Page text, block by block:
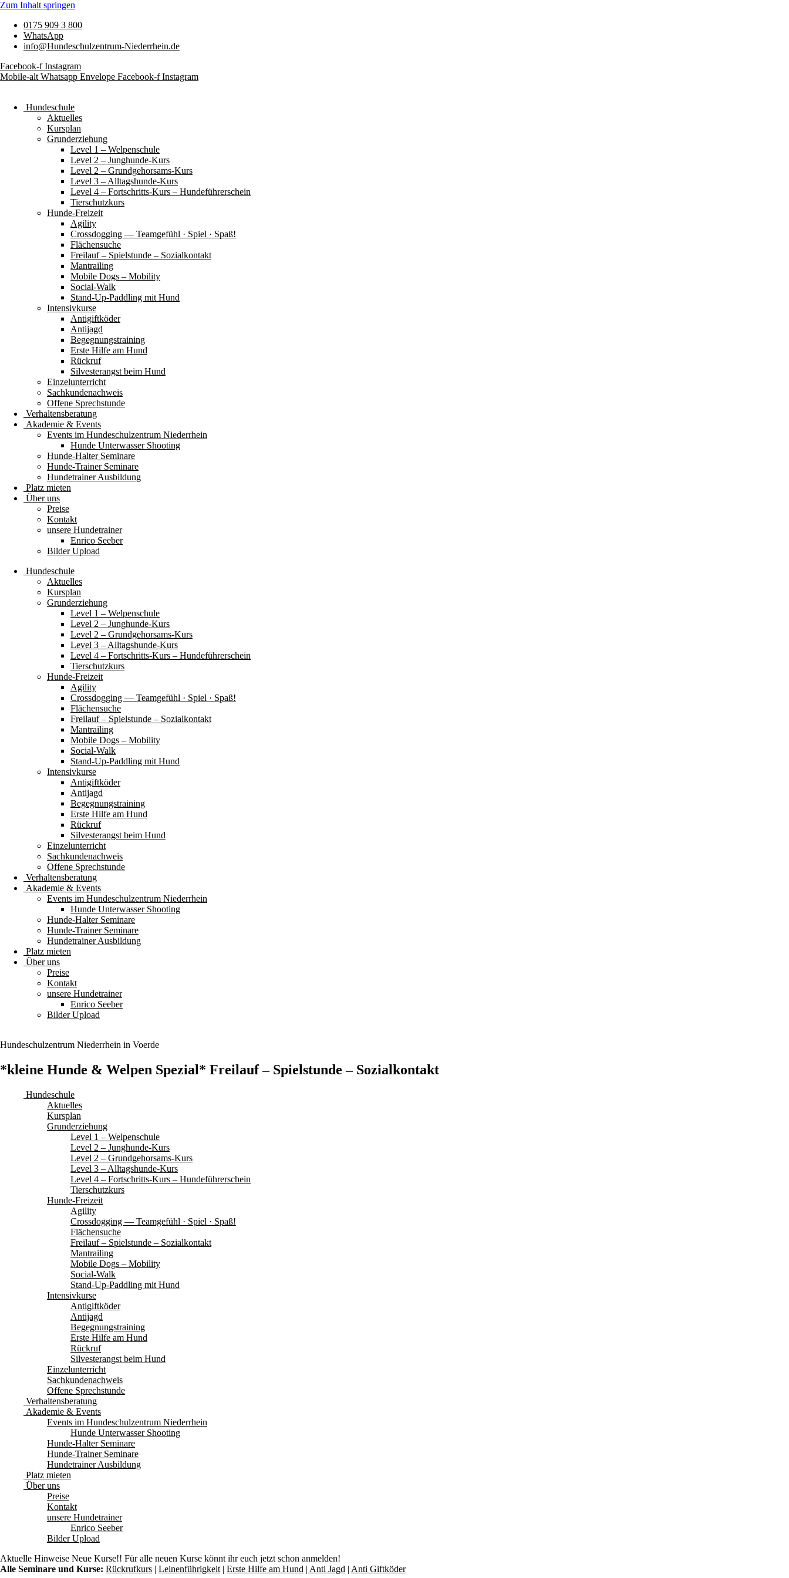
Zum Inhalt springen
0175 909 3 800
WhatsApp
info@Hundeschulzentrum-Niederrhein.de
Facebook-f Instagram
Mobile-alt Whatsapp Envelope Facebook-f Instagram
Hundeschule
Aktuelles
Kursplan
Grunderziehung
Level 1 – Welpenschule
Level 2 – Junghunde-Kurs
Level 2 – Grundgehorsams-Kurs
Level 3 – Alltagshunde-Kurs
Level 4 – Fortschritts-Kurs – Hundeführerschein
Tierschutzkurs
Hunde-Freizeit
Agility
Crossdogging — Teamgefühl · Spiel · Spaß!
Flächensuche
Freilauf – Spielstunde – Sozialkontakt
Mantrailing
Mobile Dogs – Mobility
Social-Walk
Stand-Up-Paddling mit Hund
Intensivkurse
Antigiftköder
Antijagd
Begegnungstraining
Erste Hilfe am Hund
Rückruf
Silvesterangst beim Hund
Einzelunterricht
Sachkundenachweis
Offene Sprechstunde
Verhaltensberatung
Akademie & Events
Events im Hundeschulzentrum Niederrhein
Hunde Unterwasser Shooting
Hunde-Halter Seminare
Hunde-Trainer Seminare
Hundetrainer Ausbildung
Platz mieten
Über uns
Preise
Kontakt
unsere Hundetrainer
Enrico Seeber
Bilder Upload
Hundeschule
Aktuelles
Kursplan
Grunderziehung
Level 1 – Welpenschule
Level 2 – Junghunde-Kurs
Level 2 – Grundgehorsams-Kurs
Level 3 – Alltagshunde-Kurs
Level 4 – Fortschritts-Kurs – Hundeführerschein
Tierschutzkurs
Hunde-Freizeit
Agility
Crossdogging — Teamgefühl · Spiel · Spaß!
Flächensuche
Freilauf – Spielstunde – Sozialkontakt
Mantrailing
Mobile Dogs – Mobility
Social-Walk
Stand-Up-Paddling mit Hund
Intensivkurse
Antigiftköder
Antijagd
Begegnungstraining
Erste Hilfe am Hund
Rückruf
Silvesterangst beim Hund
Einzelunterricht
Sachkundenachweis
Offene Sprechstunde
Verhaltensberatung
Akademie & Events
Events im Hundeschulzentrum Niederrhein
Hunde Unterwasser Shooting
Hunde-Halter Seminare
Hunde-Trainer Seminare
Hundetrainer Ausbildung
Platz mieten
Über uns
Preise
Kontakt
unsere Hundetrainer
Enrico Seeber
Bilder Upload
Hundeschulzentrum Niederrhein in Voerde
*kleine Hunde & Welpen Spezial* Freilauf – Spielstunde – Sozialkontakt
Hundeschule
Aktuelles
Kursplan
Grunderziehung
Level 1 – Welpenschule
Level 2 – Junghunde-Kurs
Level 2 – Grundgehorsams-Kurs
Level 3 – Alltagshunde-Kurs
Level 4 – Fortschritts-Kurs – Hundeführerschein
Tierschutzkurs
Hunde-Freizeit
Agility
Crossdogging — Teamgefühl · Spiel · Spaß!
Flächensuche
Freilauf – Spielstunde – Sozialkontakt
Mantrailing
Mobile Dogs – Mobility
Social-Walk
Stand-Up-Paddling mit Hund
Intensivkurse
Antigiftköder
Antijagd
Begegnungstraining
Erste Hilfe am Hund
Rückruf
Silvesterangst beim Hund
Einzelunterricht
Sachkundenachweis
Offene Sprechstunde
Verhaltensberatung
Akademie & Events
Events im Hundeschulzentrum Niederrhein
Hunde Unterwasser Shooting
Hunde-Halter Seminare
Hunde-Trainer Seminare
Hundetrainer Ausbildung
Platz mieten
Über uns
Preise
Kontakt
unsere Hundetrainer
Enrico Seeber
Bilder Upload
Aktuelle Hinweise Neue Kurse!! Für alle neuen Kurse könnt ihr euch jetzt schon anmelden!
Alle Seminare und Kurse: Rückrufkurs | Leinenführigkeit | Erste Hilfe am Hund | Anti Jagd | Anti Giftköder